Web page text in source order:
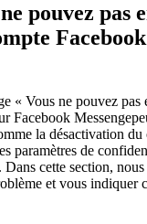
pouvez pas
Facebook
« Vous ne pouvez pas
Facebook
la désactivation du
paramètres de
cette section,
et vous indiquer